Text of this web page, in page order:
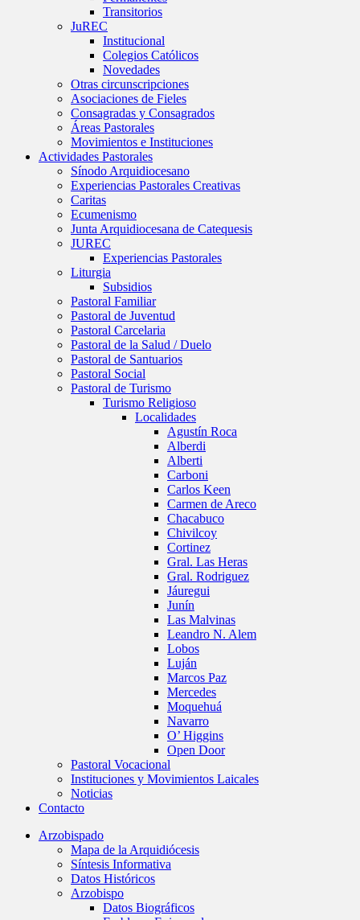
Transitorios
JuREC
Institucional
Colegios Católicos
Novedades
Otras circunscripciones
Asociaciones de Fieles
Consagradas y Consagrados
Áreas Pastorales
Movimientos e Instituciones
Actividades Pastorales
Sínodo Arquidiocesano
Experiencias Pastorales Creativas
Caritas
Ecumenismo
Junta Arquidiocesana de Catequesis
JUREC
Experiencias Pastorales
Liturgia
Subsidios
Pastoral Familiar
Pastoral de Juventud
Pastoral Carcelaria
Pastoral de la Salud / Duelo
Pastoral de Santuarios
Pastoral Social
Pastoral de Turismo
Turismo Religioso
Localidades
Agustín Roca
Alberdi
Alberti
Carboni
Carlos Keen
Carmen de Areco
Chacabuco
Chivilcoy
Cortinez
Gral. Las Heras
Gral. Rodriguez
Jáuregui
Junín
Las Malvinas
Leandro N. Alem
Lobos
Luján
Marcos Paz
Mercedes
Moquehuá
Navarro
O’ Higgins
Open Door
Pastoral Vocacional
Instituciones y Movimientos Laicales
Noticias
Contacto
Arzobispado
Mapa de la Arquidiócesis
Síntesis Informativa
Datos Históricos
Arzobispo
Datos Biográficos